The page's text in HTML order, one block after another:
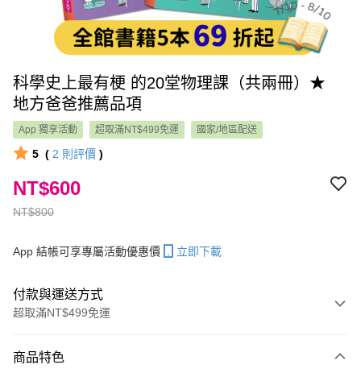
科學史上最有梗 的20堂物理課（共兩冊）★
地方爸爸推薦品項
App 獨享活動 超取滿NT$499免運 國家/地區配送
5 ( 2 則評價 )
NT$800
NT$600
App 結帳可享專屬活動優惠價 立即下載
付款與運送方式
超取滿NT$499免運
信用卡一次付款
商品特色